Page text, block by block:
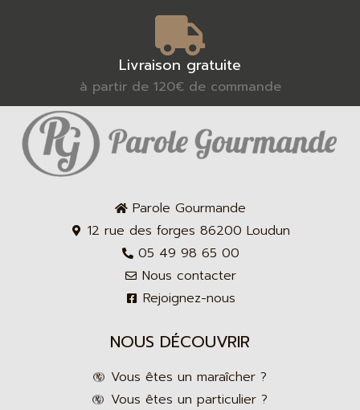
Livraison gratuite
à partir de 120€ de commande
Parole Gourmande
12 rue des forges 86200 Loudun
05 49 98 65 00
Nous contacter
Rejoignez-nous
NOUS DÉCOUVRIR
Vous êtes un maraîcher ?
Vous êtes un particulier ?